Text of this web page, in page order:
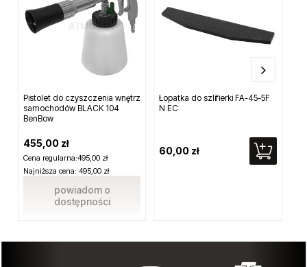
Pistolet do czyszczenia wnętrz
samochodów BLACK 104
BenBow
455,00 zł
Cena regularna:495,00 zł
Najniższa cena: 495,00 zł
powiadom o
dostępności
Łopatka do szlifierki FA-45-5F
N EC
60,00 zł